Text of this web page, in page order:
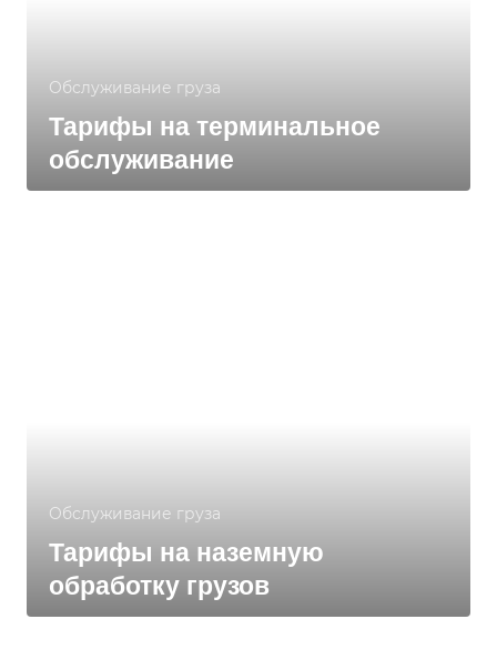
Обслуживание груза
Тарифы на терминальное
обслуживание
Обслуживание груза
Тарифы на наземную
обработку грузов